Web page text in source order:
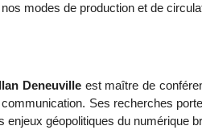
modes de production et de
Deneuvilleest maître de
communication. Ses recherches
enjeux géopolitiques du numérique